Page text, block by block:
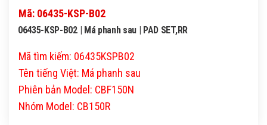
Mã: 06435-KSP-B02
06435-KSP-B02 | Má phanh sau | PAD SET,RR
Mã tìm kiếm: 06435KSPB02
Tên tiếng Việt: Má phanh sau
Phiên bản Model: CBF150N
Nhóm Model: CB150R